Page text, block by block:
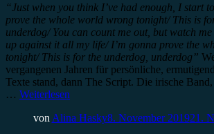
“Just when you think I’ve had enough, I start
prove the whole world wrong tonight/ This is
underdog/ You can count me out, but watch
up against it all my life/ I’m gonna prove the
tonight/ This is for the underdog, underdog”
vergangenen Jahren für persönliche,
Texte stand, dann The Script. Die irische
… Weiterlesen
von Alina Hasky8. November 201921.